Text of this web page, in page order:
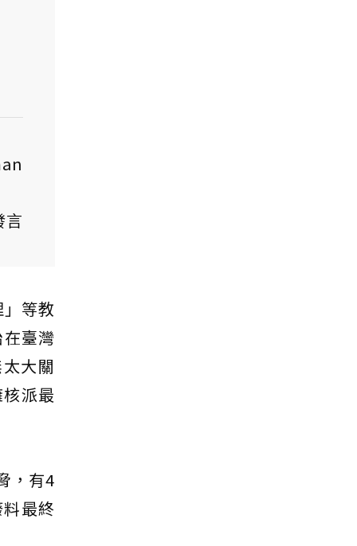
言
等教
臺灣
大關
派最
，有4
最終